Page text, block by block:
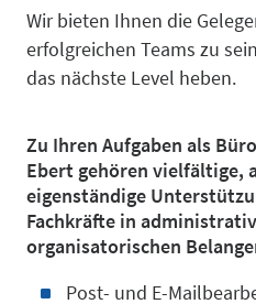
Wir bieten Ihnen die
erfolgreichen Teams zu
das nächste Level heben.
Zu Ihren Aufgaben als
Ebert gehören vielfältige,
eigenständige
Fachkräfte in
organisatorischen
Post- und E-